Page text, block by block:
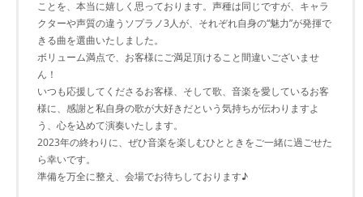
ことを、本当に嬉しく思っております。声種は同じですが、キャラ
クターや声質の違うソプラノ3人が、それぞれ自身の“魅力”が発揮で
きる曲を選曲いたしました。
ボリューム満点で、お客様にご満足頂けること間違いございませ
ん！
いつも応援してくださるお客様、そして歌、音楽を愛しているお客
様に、感謝と私自身の歌が大好きだという気持ちが伝わりますよ
う、心を込めて演奏いたします。
2023年の終わりに、ぜひ音楽を楽しむひとときをご一緒に過ごせた
ら幸いです。
準備を万全に整え、会場でお待ちしております♪